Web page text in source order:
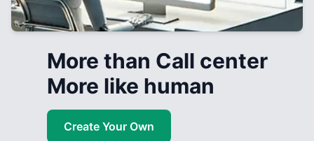
More than Call center
More like human
Create Your Own